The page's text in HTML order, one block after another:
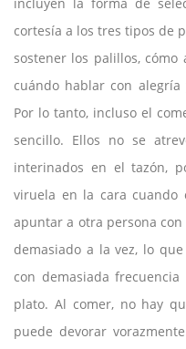
cortesía a los tres tipos de
sostener los palillos,
cuándo hablar con
Por lo tanto, incluso el
sencillo. Ellos no se
interinados en el tazón,
viruela en la cara cuando
apuntar a otra persona
demasiado a la vez, lo
con demasiada
plato. Al comer, no hay
puede devorar